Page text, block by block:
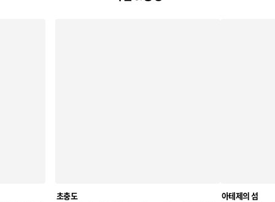
초충도 아테제의 섬